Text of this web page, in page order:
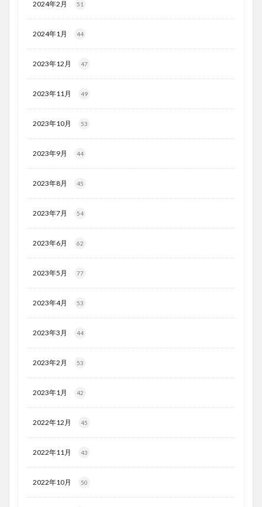
2024年2月 51
2024年1月 44
2023年12月 47
2023年11月 49
2023年10月 53
2023年9月 44
2023年8月 45
2023年7月 54
2023年6月 62
2023年5月 77
2023年4月 53
2023年3月 44
2023年2月 53
2023年1月 42
2022年12月 45
2022年11月 43
2022年10月 50